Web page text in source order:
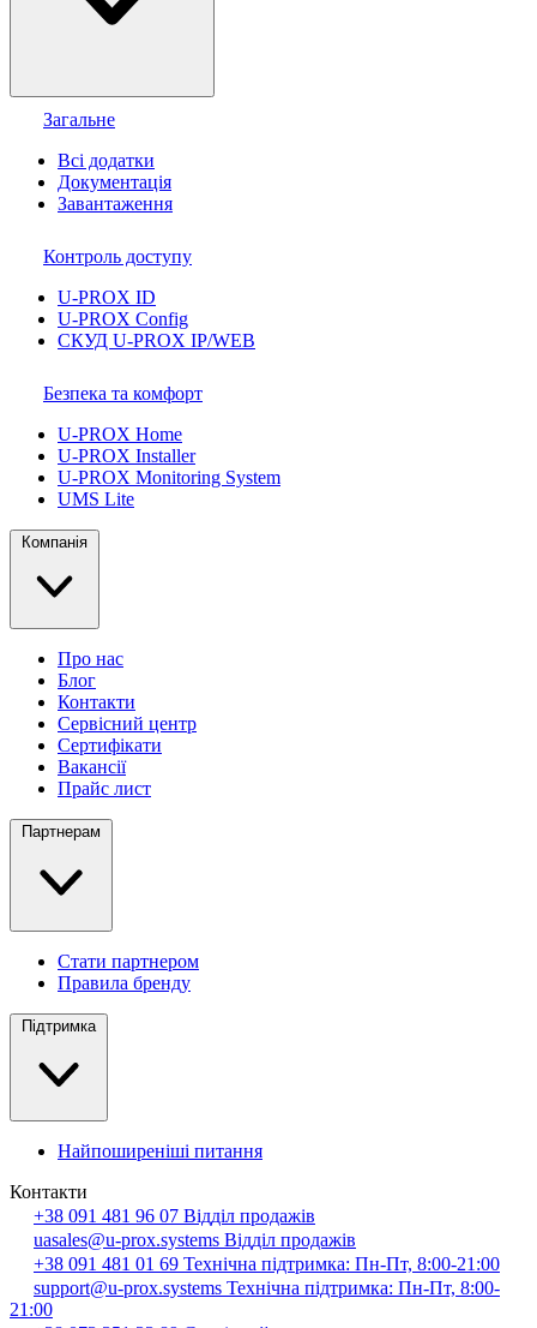
Загальне
Всі додатки
Документація
Завантаження
Контроль доступу
U-PROX ID
U-PROX Config
СКУД U-PROX IP/WEB
Безпека та комфорт
U-PROX Home
U-PROX Installer
U-PROX Monitoring System
UMS Lite
Компанія
Про нас
Блог
Контакти
Сервісний центр
Сертифікати
Вакансії
Прайс лист
Партнерам
Стати партнером
Правила бренду
Підтримка
Найпоширеніші питання
Контакти
+38 091 481 96 07 Відділ продажів
uasales@u-prox.systems Відділ продажів
+38 091 481 01 69 Технічна підтримка: Пн-Пт, 8:00-21:00
support@u-prox.systems Технічна підтримка: Пн-Пт, 8:00-
21:00